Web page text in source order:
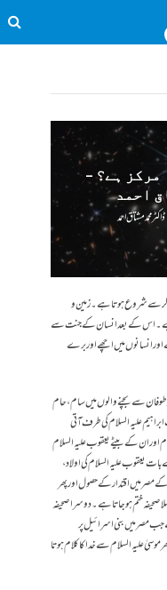
مرکز ہے؟ –
احمد
ڈاکٹر محمد مشتاق احمد
ذکر سے شروع ہوتا ہے۔ زمین و
ہے۔ اس کے بعد انسان کے جنت سے
انسانوں میں اچھے اور برے
سے بچنے والوں میں سام، حام
علیہ السلام کی طرف آتی
اور ان کے بیٹے یعقوب علیہ السلام
یعقوب علیہ السلام کی اولاد ،
مصر میں اقتدار کے حصول اور پھر
ختم ہوجاتا ہے۔ دوسرا صحیفہ
مصر میں بنی اسرائیل پر
علیہ السلام سے خدا کا کلام ہوتا